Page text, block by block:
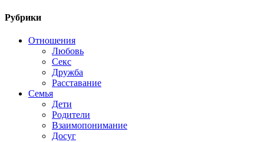
Рубрики
Отношения
Любовь
Секс
Дружба
Расставание
Семья
Дети
Родители
Взаимопонимание
Досуг